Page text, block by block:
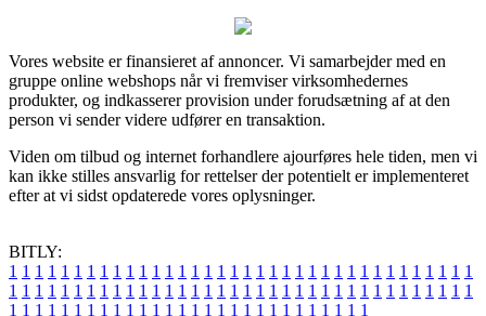
Vores website er finansieret af annoncer. Vi samarbejder med en
gruppe online webshops når vi fremviser virksomhedernes
produkter, og indkasserer provision under forudsætning af at den
person vi sender videre udfører en transaktion.
Viden om tilbud og internet forhandlere ajourføres hele tiden, men vi
kan ikke stilles ansvarlig for rettelser der potentielt er implementeret
efter at vi sidst opdaterede vores oplysninger.
BITLY:
1 1 1 1 1 1 1 1 1 1 1 1 1 1 1 1 1 1 1 1 1 1 1 1 1 1 1 1 1 1 1 1 1 1 1 1
1 1 1 1 1 1 1 1 1 1 1 1 1 1 1 1 1 1 1 1 1 1 1 1 1 1 1 1 1 1 1 1 1 1 1 1
1 1 1 1 1 1 1 1 1 1 1 1 1 1 1 1 1 1 1 1 1 1 1 1 1 1 1 1